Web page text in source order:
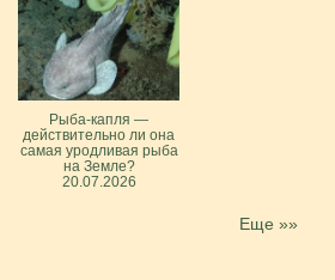
Рыба-капля —
действительно ли она
самая уродливая рыба
на Земле?
20.07.2026
Еще »»